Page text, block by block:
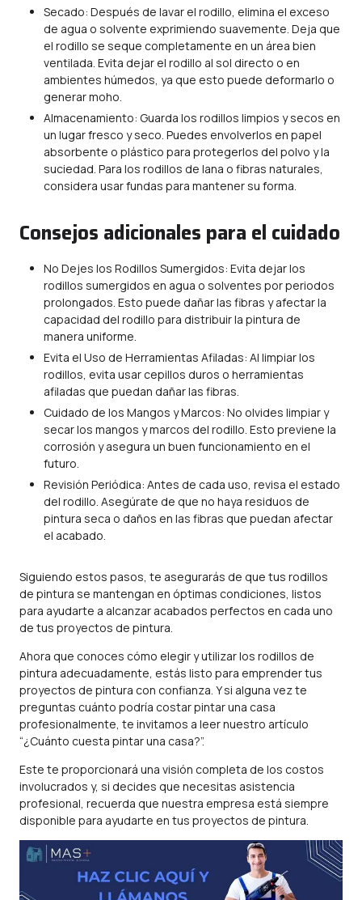
Secado: Después de lavar el rodillo, elimina el exceso
de agua o solvente exprimiendo suavemente. Deja que
el rodillo se seque completamente en un área bien
ventilada. Evita dejar el rodillo al sol directo o en
ambientes húmedos, ya que esto puede deformarlo o
generar moho.
Almacenamiento: Guarda los rodillos limpios y secos en
un lugar fresco y seco. Puedes envolverlos en papel
absorbente o plástico para protegerlos del polvo y la
suciedad. Para los rodillos de lana o fibras naturales,
considera usar fundas para mantener su forma.
Consejos adicionales para el cuidado
No Dejes los Rodillos Sumergidos: Evita dejar los
rodillos sumergidos en agua o solventes por periodos
prolongados. Esto puede dañar las fibras y afectar la
capacidad del rodillo para distribuir la pintura de
manera uniforme.
Evita el Uso de Herramientas Afiladas: Al limpiar los
rodillos, evita usar cepillos duros o herramientas
afiladas que puedan dañar las fibras.
Cuidado de los Mangos y Marcos: No olvides limpiar y
secar los mangos y marcos del rodillo. Esto previene la
corrosión y asegura un buen funcionamiento en el
futuro.
Revisión Periódica: Antes de cada uso, revisa el estado
del rodillo. Asegúrate de que no haya residuos de
pintura seca o daños en las fibras que puedan afectar
el acabado.
Siguiendo estos pasos, te asegurarás de que tus rodillos
de pintura se mantengan en óptimas condiciones, listos
para ayudarte a alcanzar acabados perfectos en cada uno
de tus proyectos de pintura.
Ahora que conoces cómo elegir y utilizar los rodillos de
pintura adecuadamente, estás listo para emprender tus
proyectos de pintura con confianza. Y si alguna vez te
preguntas cuánto podría costar pintar una casa
profesionalmente, te invitamos a leer nuestro artículo
“¿Cuánto cuesta pintar una casa?”.
Este te proporcionará una visión completa de los costos
involucrados y, si decides que necesitas asistencia
profesional, recuerda que nuestra empresa está siempre
disponible para ayudarte en tus proyectos de pintura.